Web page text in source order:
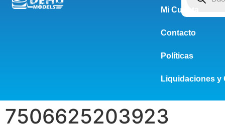
Mi Cuenta
Contacto
Políticas
Liquidaciones y
7506625203923